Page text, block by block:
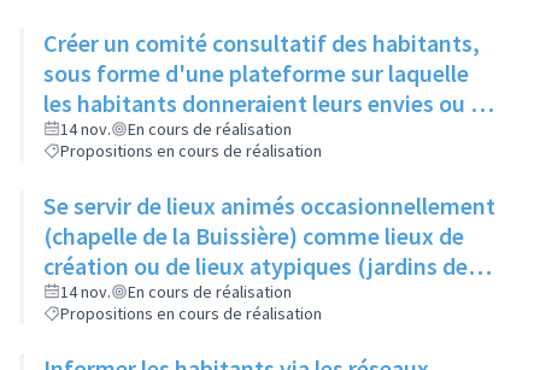
Créer un comité consultatif des habitants,
sous forme d'une plateforme sur laquelle
les habitants donneraient leurs envies ou se
manifesteraient sur leur volonté de
participer à tel ou tel évènement, et où les
acteurs culturels présenteraient ce qu'ils
produisent
14 nov.
En cours de réalisation
Propositions en cours de réalisation
Se servir de lieux animés occasionnellement
(chapelle de la Buissière) comme lieux de
création ou de lieux atypiques (jardins des
Semailles) comme lieux d'exposition pour
photos ou oeuvres
14 nov.
En cours de réalisation
Propositions en cours de réalisation